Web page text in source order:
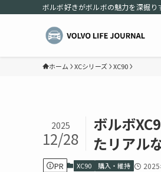
ボルボ好きがボルボの魅力を深掘り
ホーム XCシリーズ XC90
ボルボ
たリアル
2025
12/28
PR XC90 購入・維持